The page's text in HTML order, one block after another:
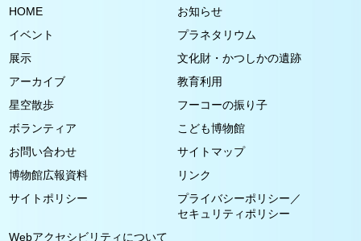
HOME
お知らせ
イベント
プラネタリウム
展示
文化財・かつしかの遺跡
アーカイブ
教育利用
星空散歩
フーコーの振り子
ボランティア
こども博物館
お問い合わせ
サイトマップ
博物館広報資料
リンク
サイトポリシー
プライバシーポリシー／
セキュリティポリシー
Webアクセシビリティについて